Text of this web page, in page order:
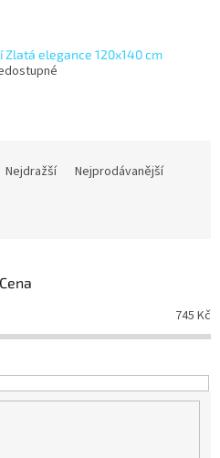
Zlatá elegance 120x140 cm
Nejdražší
Nejprodávanější
Cena
745 Kč